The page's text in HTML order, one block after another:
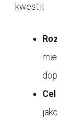
kwestii: